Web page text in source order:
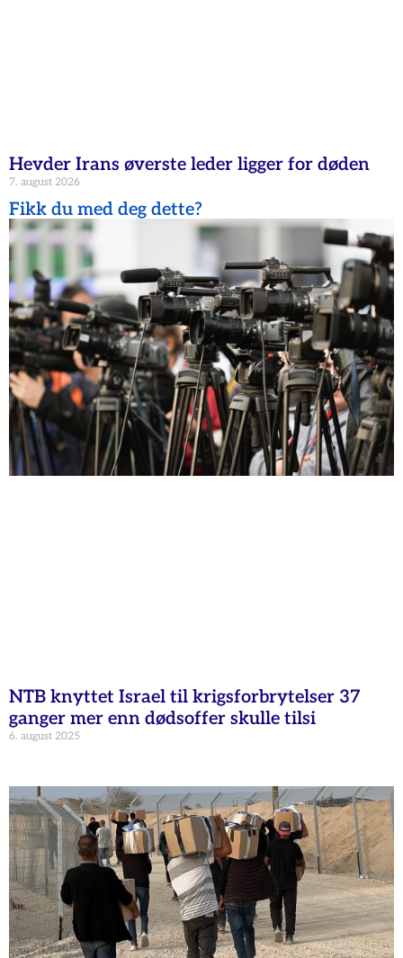
Hevder Irans øverste leder ligger for døden
7. august 2026
Fikk du med deg dette?
NTB knyttet Israel til krigsforbrytelser 37
ganger mer enn dødsoffer skulle tilsi
6. august 2025